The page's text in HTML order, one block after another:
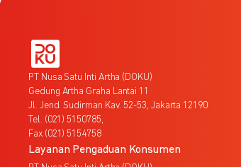
PT Nusa Satu Inti Artha (DOKU)
Gedung Artha Graha Lantai 11
Jl. Jend. Sudirman Kav. 52-53, Jakarta 12190
Tel. (021) 5150785,
Fax (021) 5154758
Layanan Pengaduan Konsumen